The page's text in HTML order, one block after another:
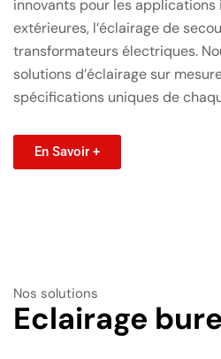
innovants pour les
extérieures, l’éclairage de
transformateurs électriques.
solutions d’éclairage sur
spécifications uniques de
En Savoir +
Nos solutions
Eclairage